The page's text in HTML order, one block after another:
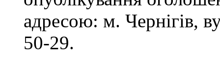
адресою: м. Чернігів,
50-29.